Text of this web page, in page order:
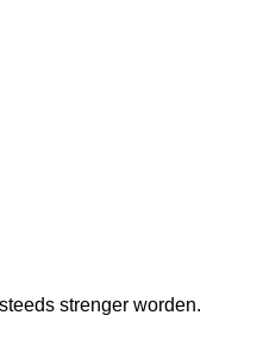
strenger worden.